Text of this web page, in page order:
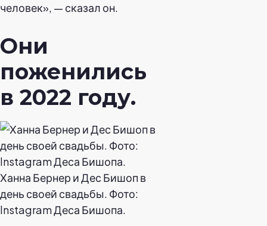
человек», — сказал он.
Они
поженились
в 2022 году.
Ханна Бернер и Дес Бишоп в
день своей свадьбы. Фото:
Instagram Деса Бишопа.